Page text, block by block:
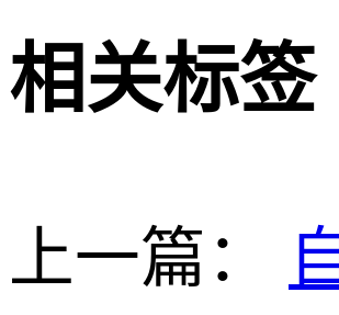
相关标签
上一篇：